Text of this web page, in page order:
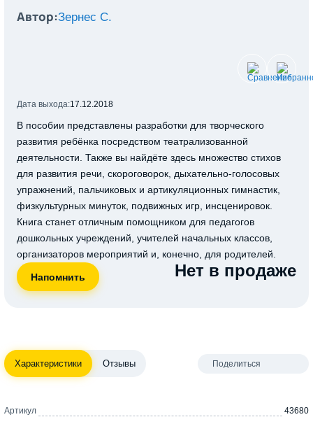
Автор:Зернес С.
Дата выхода:17.12.2018
В пособии представлены разработки для творческого
развития ребёнка посредством театрализованной
деятельности. Также вы найдёте здесь множество стихов
для развития речи, скороговорок, дыхательно-голосовых
упражнений, пальчиковых и артикуляционных гимнастик,
физкультурных минуток, подвижных игр, инсценировок.
Книга станет отличным помощником для педагогов
дошкольных учреждений, учителей начальных классов,
организаторов мероприятий и, конечно, для родителей.
Нет в продаже
Характеристики Отзывы Поделиться
Артикул
43680